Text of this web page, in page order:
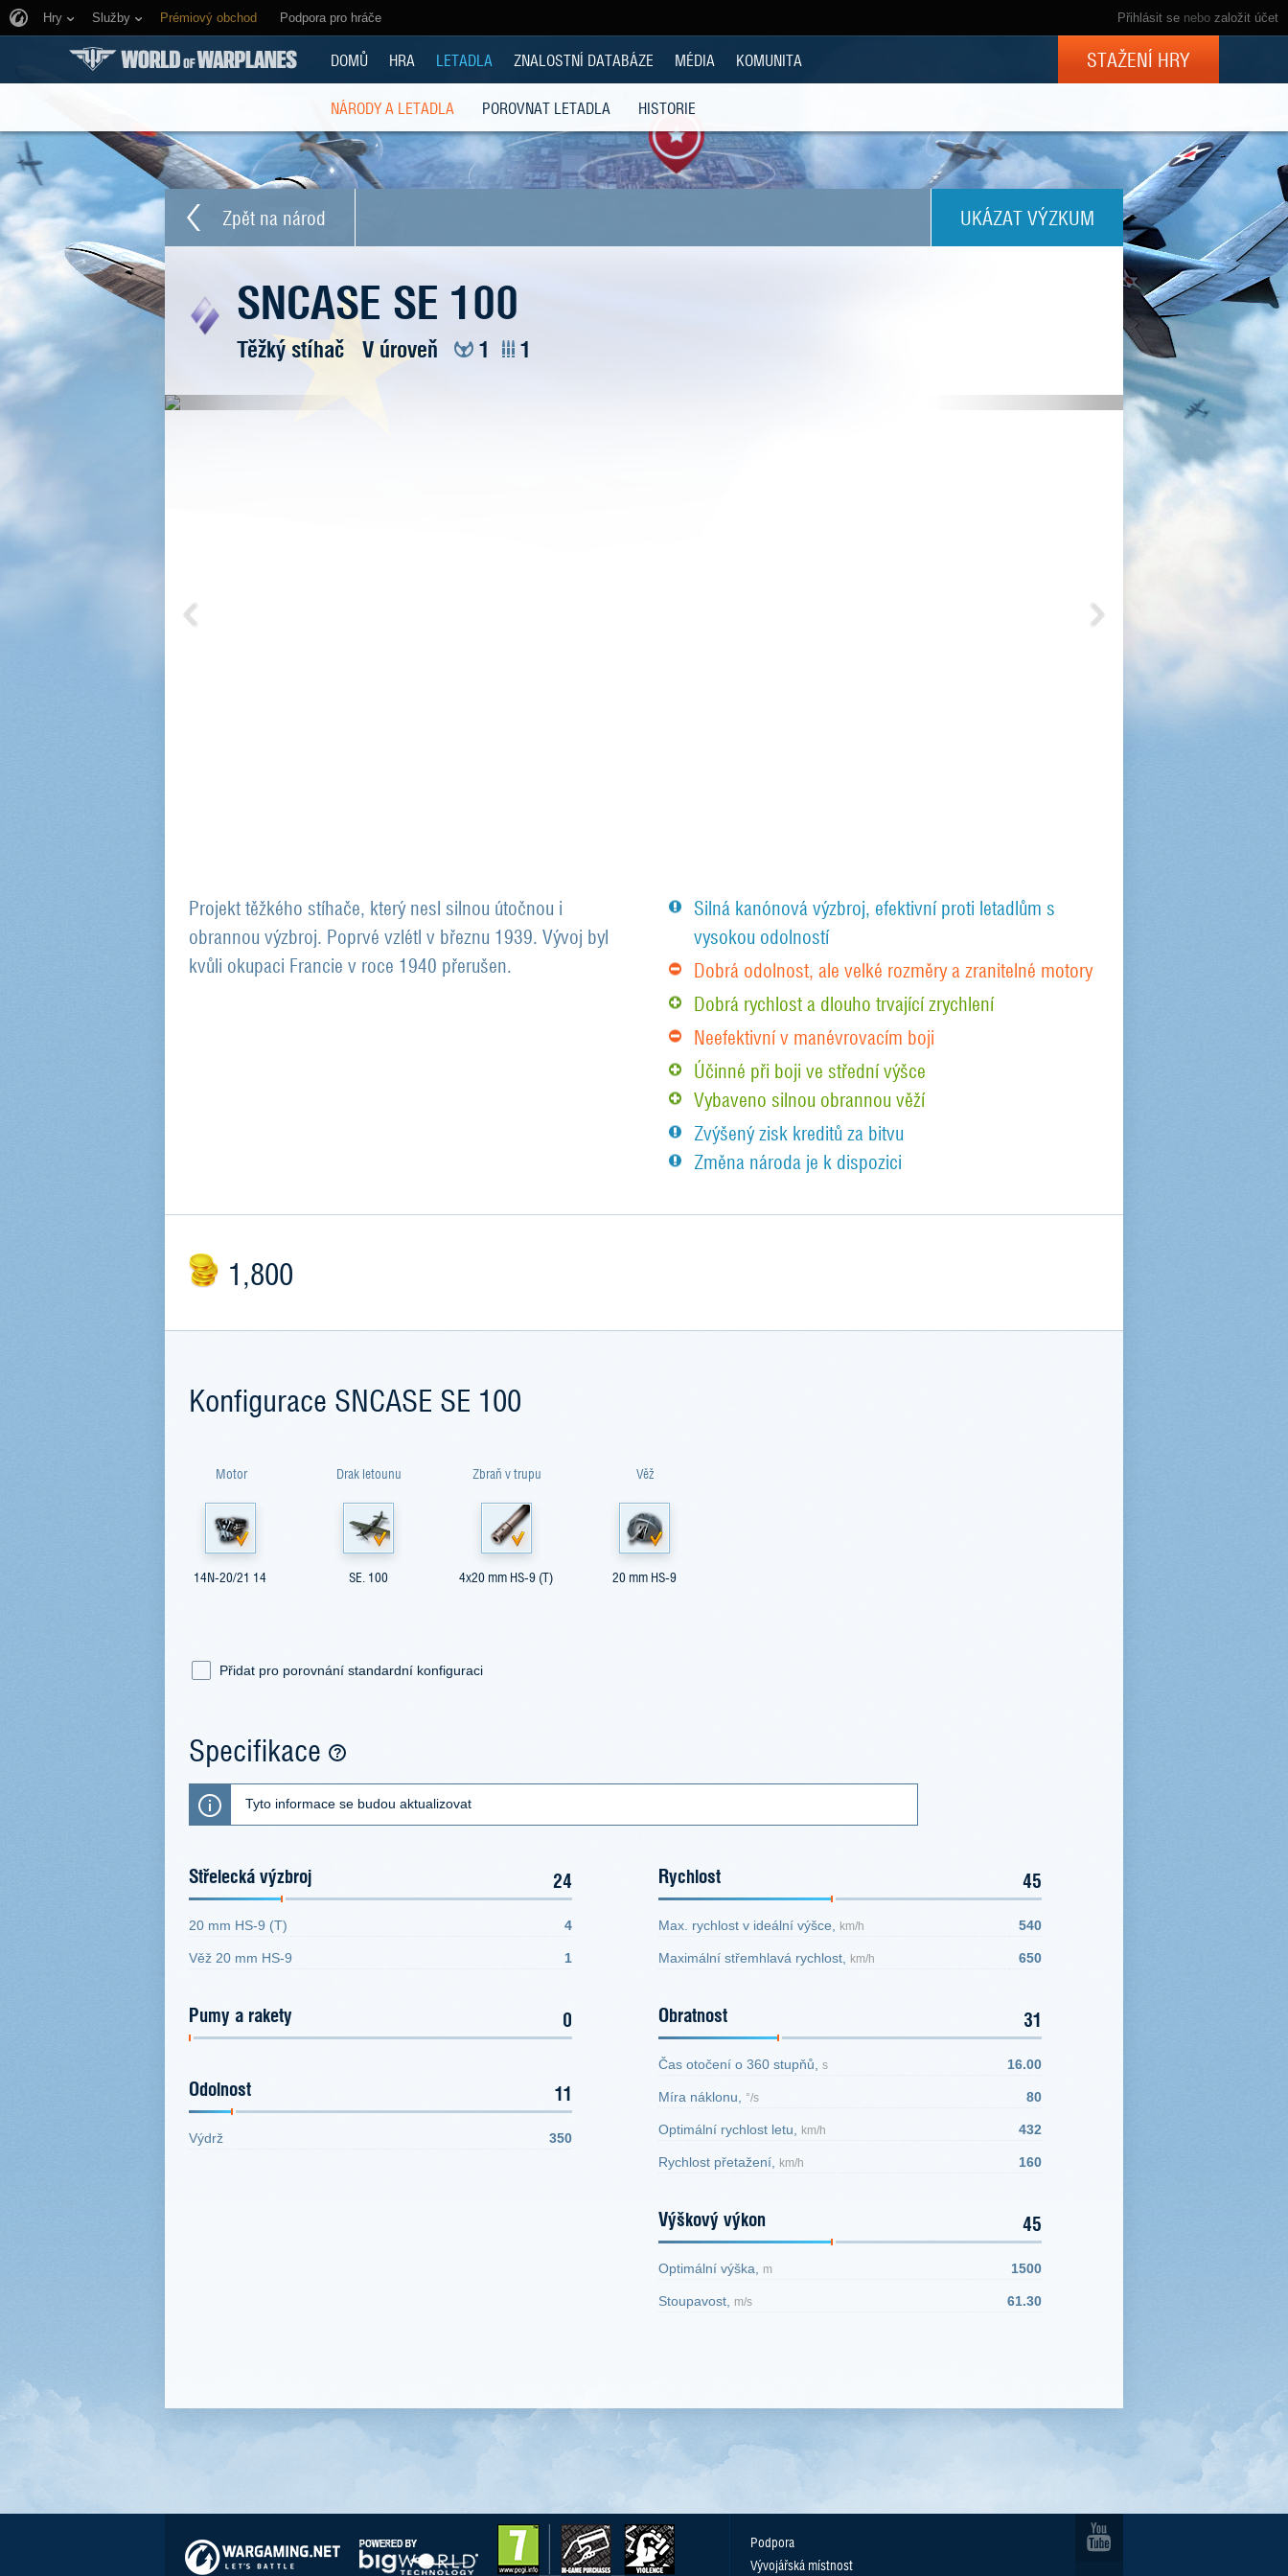
Přihlásit se nebo založit účet
Hry Služby Prémiový obchod Podpora pro hráče
DOMŮ HRA LETADLA ZNALOSTNÍ DATABÁZE MÉDIA KOMUNITA STAŽENÍ HRY
NÁRODY A LETADLA POROVNAT LETADLA HISTORIE
Zpět na národ UKÁZAT VÝZKUM
SNCASE SE 100
Těžký stíhač V úroveň 1 1
Projekt těžkého stíhače, který nesl silnou útočnou i
obrannou výzbroj. Poprvé vzlétl v březnu 1939. Vývoj byl
kvůli okupaci Francie v roce 1940 přerušen.
Silná kanónová výzbroj, efektivní proti letadlům s
vysokou odolností
Dobrá odolnost, ale velké rozměry a zranitelné motory
Dobrá rychlost a dlouho trvající zrychlení
Neefektivní v manévrovacím boji
Účinné při boji ve střední výšce
Vybaveno silnou obrannou věží
Zvýšený zisk kreditů za bitvu
Změna národa je k dispozici
1,800
Konfigurace SNCASE SE 100
Motor
14N-20/21 14
Drak letounu
SE. 100
Zbraň v trupu
4x20 mm HS-9 (T)
Věž
20 mm HS-9
Přidat pro porovnání standardní konfiguraci
Specifikace
Tyto informace se budou aktualizovat
Střelecká výzbroj 24
20 mm HS-9 (T) 4
Věž 20 mm HS-9 1
Pumy a rakety 0
Odolnost 11
Výdrž 350
Rychlost 45
Max. rychlost v ideální výšce, km/h 540
Maximální střemhlavá rychlost, km/h 650
Obratnost 31
Čas otočení o 360 stupňů, s 16.00
Míra náklonu, °/s 80
Optimální rychlost letu, km/h 432
Rychlost přetažení, km/h 160
Výškový výkon 45
Optimální výška, m 1500
Stoupavost, m/s 61.30
Podpora
Vývojářská místnost